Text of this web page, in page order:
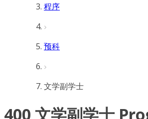
程序
预科
文学副学士
400 文学副学士